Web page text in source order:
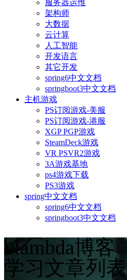
服务器运维
架构师
大数据
云计算
人工智能
开发语言
其它开发
spring6中文文档
springboot3中文文档
主机游戏
PS订阅游戏-美服
PS订阅游戏-港服
XGP PGP游戏
SteamDeck游戏
VR PSVR2游戏
3A游戏基地
ps4游戏下载
PS3游戏
spring中文文档
spring6中文文档
springboot3中文文档
vlambda博客
学习文章列表